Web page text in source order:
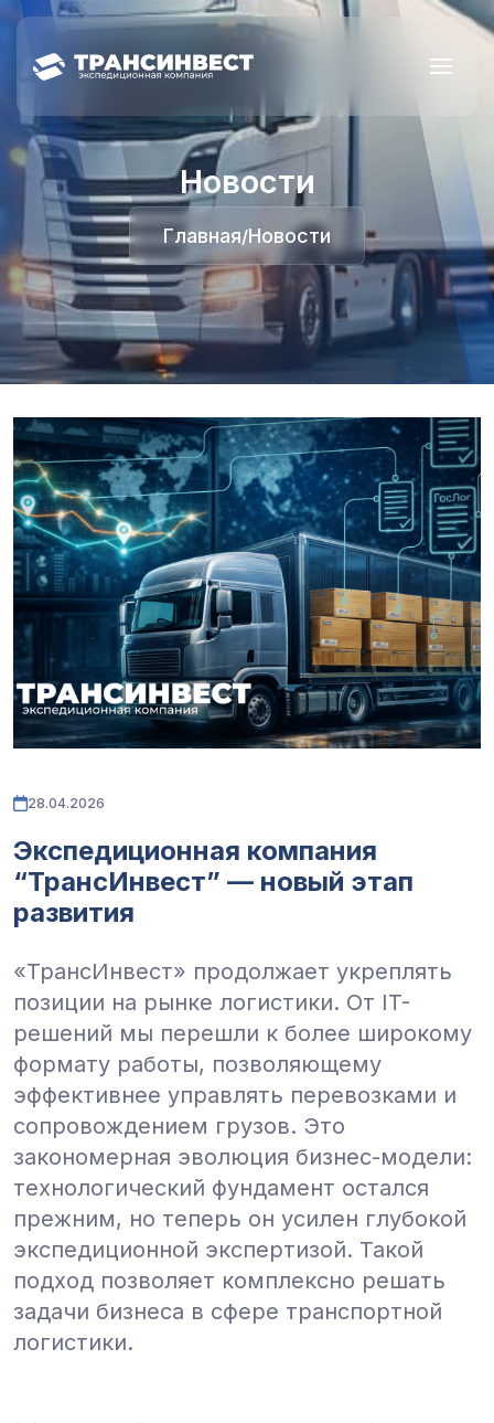
Новости
Главная/Новости
28.04.2026
Экспедиционная компания
“ТрансИнвест” — новый этап
развития
«ТрансИнвест» продолжает укреплять
позиции на рынке логистики. От IT-
решений мы перешли к более широкому
формату работы, позволяющему
эффективнее управлять перевозками и
сопровождением грузов. Это
закономерная эволюция бизнес-модели:
технологический фундамент остался
прежним, но теперь он усилен глубокой
экспедиционной экспертизой. Такой
подход позволяет комплексно решать
задачи бизнеса в сфере транспортной
логистики.